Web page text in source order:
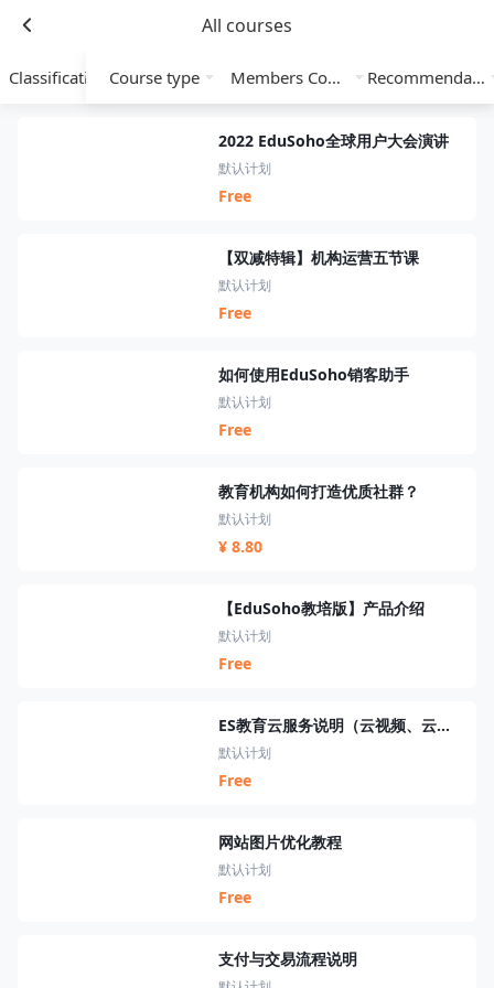
All courses
Classification Course type Members Course Recommendation
2022 EduSoho全球用户大会演讲
默认计划
Free
【双减特辑】机构运营五节课
默认计划
Free
如何使用EduSoho销客助手
默认计划
Free
教育机构如何打造优质社群？
默认计划
¥ 8.80
【EduSoho教培版】产品介绍
默认计划
Free
ES教育云服务说明（云视频、云短信、云资源、云搜索、云直播）
默认计划
Free
网站图片优化教程
默认计划
Free
支付与交易流程说明